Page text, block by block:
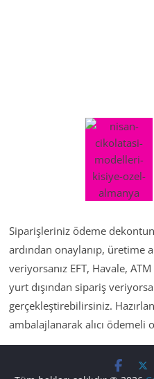
Siparişleriniz ödeme
ardından onaylanıp, üretime
veriyorsanız EFT, Havale,
yurt dışından sipariş
gerçekleştirebilirsiniz.
ambalajlanarak alıcı ödemeli